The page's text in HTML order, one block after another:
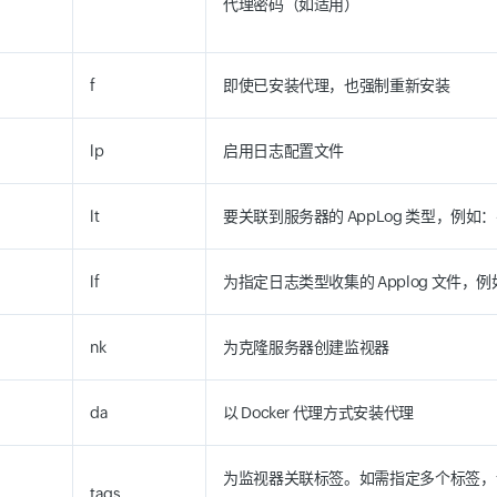
代理密码（如适用）
f 即使已安装代理，也强制重新安装
lp 启用日志配置文件
lt 要关联到服务器的 AppLog 类型，例如
lf 为指定日志类型收集的 Applog 文件，
nk 为克隆服务器创建监视器
da 以 Docker 代理方式安装代理
为监视器关联标签。如需指定多个标签